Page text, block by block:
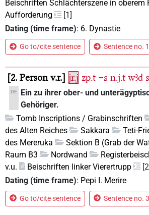
Beischriften Schlächterszene in oberem
Aufforderung
[1]
Dating (time frame): 6. Dynastie
Go to/cite sentence Sentence no.
2. Person v.r. jr.j zp.t =s n.j.t wꜣḏ
DE
Ein zu ihrer ober- und
Gehöriger.
Tomb Inscriptions / Grabinschriften
des Alten Reiches
Sakkara Teti-
des Mereruka
Sektion B (Grab der
Raum B3
Nordwand
v.u.
Beischriften linker Vierertrupp
Dating (time frame): Pepi I. Merire
Go to/cite sentence Sentence no.